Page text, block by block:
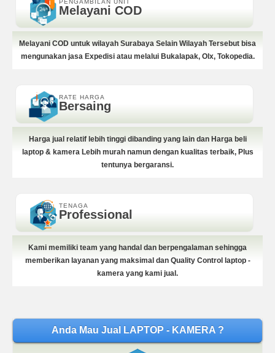
Melayani COD
Melayani COD untuk wilayah Surabaya Selain Wilayah Tersebut bisa
mengunakan jasa Expedisi atau melalui Bukalapak, Olx, Tokopedia.
RATE HARGA
Bersaing
Harga jual relatif lebih tinggi dibanding yang lain dan Harga beli
laptop & kamera Lebih murah namun dengan kualitas terbaik, Plus
tentunya bergaransi.
TENAGA
Professional
Kami memiliki team yang handal dan berpengalaman sehingga
memberikan layanan yang maksimal dan Quality Control laptop -
kamera yang kami jual.
Anda Mau Jual LAPTOP - KAMERA ?